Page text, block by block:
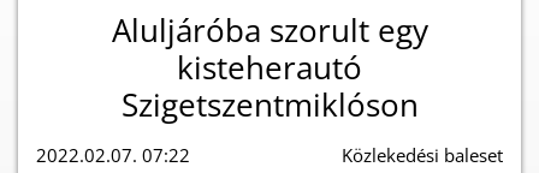
Aluljáróba szorult egy
kisteherautó
Szigetszentmiklóson
2022.02.07. 07:22 Közlekedési baleset